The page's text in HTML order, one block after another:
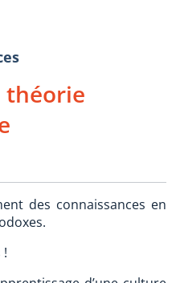
théorie
des connaissances en
!